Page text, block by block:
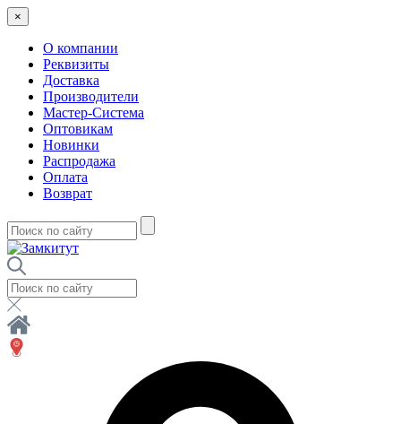
×
О компании
Реквизиты
Доставка
Производители
Мастер-Система
Оптовикам
Новинки
Распродажа
Оплата
Возврат